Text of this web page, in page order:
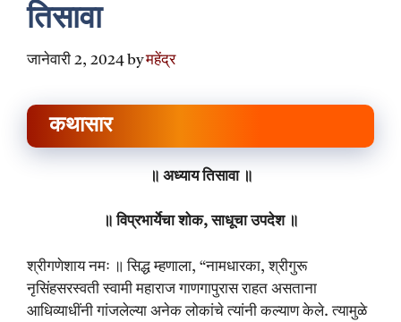
तिसावा
जानेवारी 2, 2024 byमहेंद्र
कथासार
॥ अध्याय तिसावा ॥
॥ विप्रभार्येचा शोक, साधूचा उपदेश ॥
श्रीगणेशाय नमः ॥ सिद्ध म्हणाला, “नामधारका, श्रीगुरू
नृसिंहसरस्वती स्वामी महाराज गाणगापुरास राहत असताना
आधिव्याधींनी गांजलेल्या अनेक लोकांचे त्यांनी कल्याण केले. त्यामुळे